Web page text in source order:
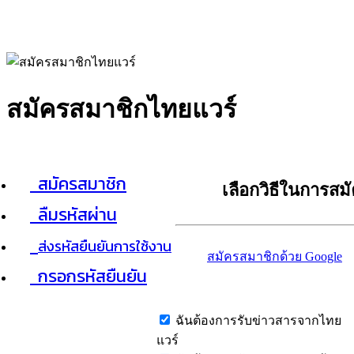
สมัครสมาชิกไทยแวร์
สมัครสมาชิก
ลืมรหัสผ่าน
ส่งรหัสยืนยันการใช้งาน
กรอกรหัสยืนยัน
เลือกวิธีในการส
สมัครสมาชิกด้วย Google
ฉันต้องการรับข่าวสารจากไทย
แวร์